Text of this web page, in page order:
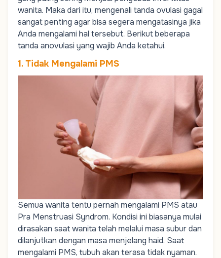
wanita. Maka dari itu, mengenali tanda ovulasi gagal
sangat penting agar bisa segera mengatasinya jika
Anda mengalami hal tersebut. Berikut beberapa
tanda anovulasi yang wajib Anda ketahui.
1. Tidak Mengalami PMS
Semua wanita tentu pernah mengalami PMS atau
Pra Menstruasi Syndrom. Kondisi ini biasanya mulai
dirasakan saat wanita telah melalui masa subur dan
dilanjutkan dengan masa menjelang haid. Saat
mengalami PMS, tubuh akan terasa tidak nyaman.